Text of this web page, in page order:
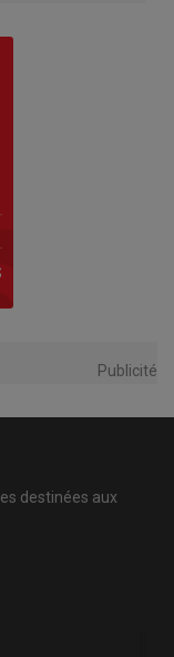
Publicité
destinées aux